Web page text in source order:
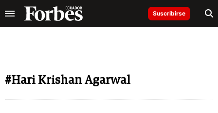
Suscribirse
#Hari Krishan Agarwal